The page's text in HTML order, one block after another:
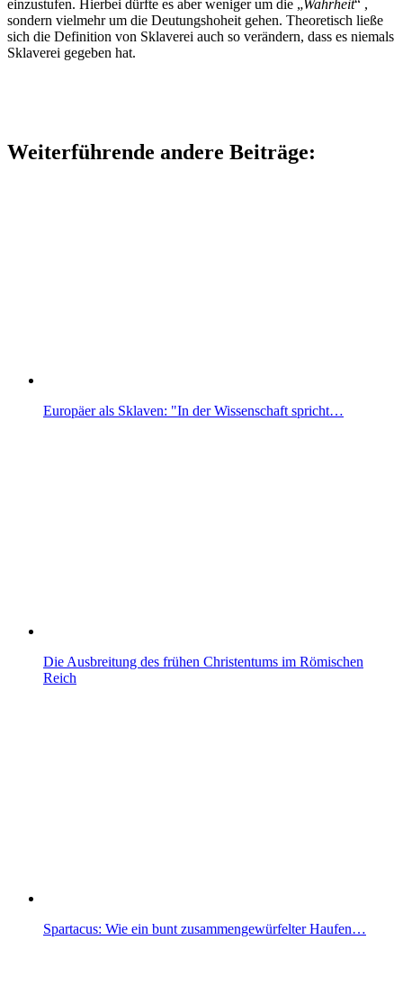
einzustufen. Hierbei dürfte es aber weniger um die „Wahrheit“ ,
sondern vielmehr um die Deutungshoheit gehen. Theoretisch ließe
sich die Definition von Sklaverei auch so verändern, dass es niemals
Sklaverei gegeben hat.
Weiterführende andere Beiträge:
Europäer als Sklaven: "In der Wissenschaft spricht…
Die Ausbreitung des frühen Christentums im Römischen
Reich
Spartacus: Wie ein bunt zusammengewürfelter Haufen…